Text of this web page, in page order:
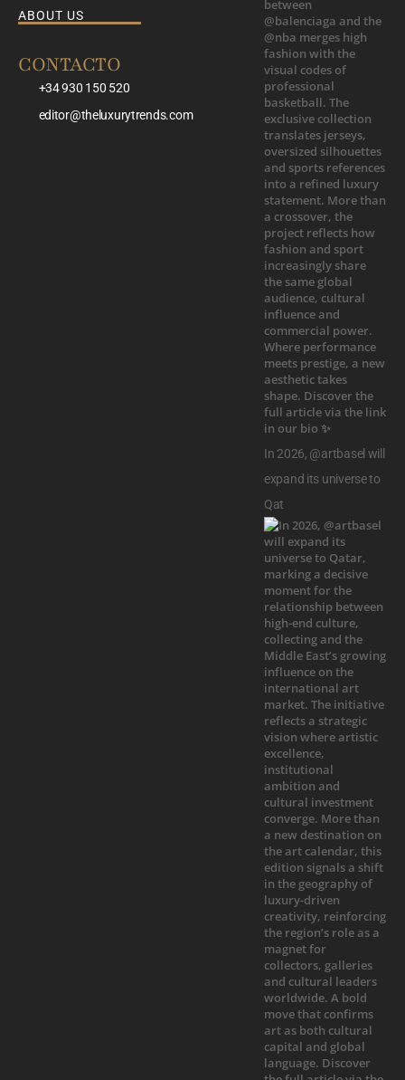
ABOUT US
CONTACTO
+34 930 150 520
editor@theluxurytrends.com
In 2026, @artbasel will
expand its universe to
Qat